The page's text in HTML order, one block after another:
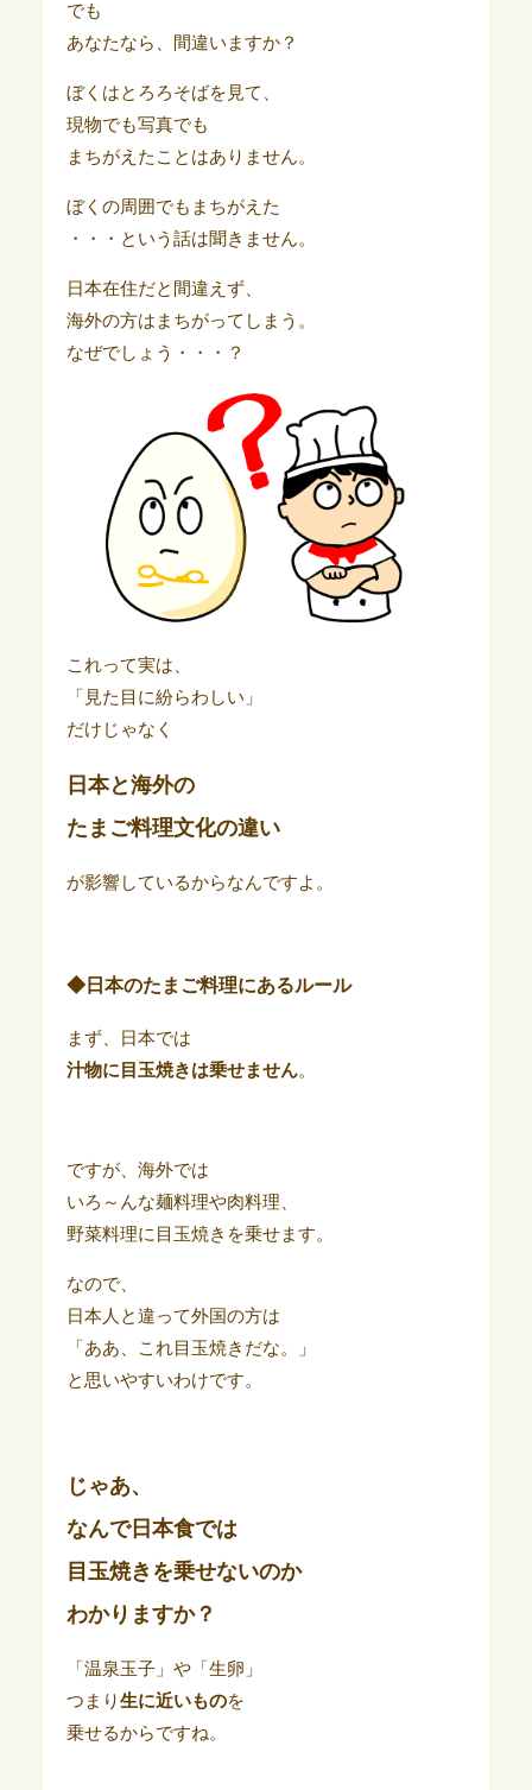
でも
あなたなら、間違いますか？
ぼくはとろろそばを見て、
現物でも写真でも
まちがえたことはありません。
ぼくの周囲でもまちがえた
・・・という話は聞きません。
日本在住だと間違えず、
海外の方はまちがってしまう。
なぜでしょう・・・？
これって実は、
「見た目に紛らわしい」
だけじゃなく
日本と海外の
たまご料理文化の違い
が影響しているからなんですよ。
◆日本のたまご料理にあるルール
まず、日本では
汁物に目玉焼きは乗せません。
ですが、海外では
いろ～んな麺料理や肉料理、
野菜料理に目玉焼きを乗せます。
なので、
日本人と違って外国の方は
「ああ、これ目玉焼きだな。」
と思いやすいわけです。
じゃあ、
なんで日本食では
目玉焼きを乗せないのか
わかりますか？
「温泉玉子」や「生卵」
つまり生に近いものを
乗せるからですね。